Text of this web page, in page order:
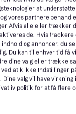
at understøtte
vores partnere
Afvis alle eller trækker
de. Hvis trackere
og annoncer, du
Du kan til enhver tid få
dine valg eller trække
ved at klikke Indstillinger
Dine valg vil have virkning
politik for at få flere